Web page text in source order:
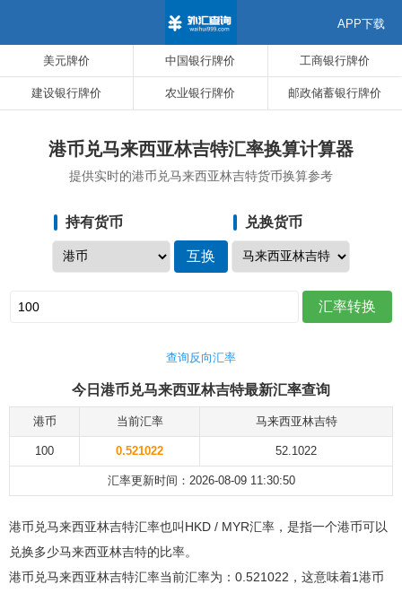
美元牌价 中国银行牌价 工商银行牌价
建设银行牌价 农业银行牌价 邮政储蓄银行牌价
APP下载
港币兑马来西亚林吉特汇率换算计算器
提供实时的港币兑马来西亚林吉特货币换算参考
持有货币 兑换货币
查询反向汇率
今日港币兑马来西亚林吉特最新汇率查询
港币 当前汇率 马来西亚林吉特
100 0.521022 52.1022
汇率更新时间：2026-08-09 11:30:50
港币兑马来西亚林吉特汇率也叫HKD / MYR汇率，是指一个港币可以
兑换多少马来西亚林吉特的比率。
港币兑马来西亚林吉特汇率当前汇率为：0.521022，这意味着1港币